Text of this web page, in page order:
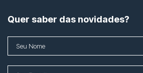
Quer saber das novidades?